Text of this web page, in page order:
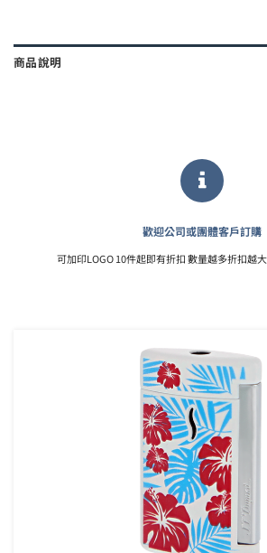
商品說明
歡迎公司或團體客戶訂購
可加印LOGO 10件起即有折扣 數量越多折扣越